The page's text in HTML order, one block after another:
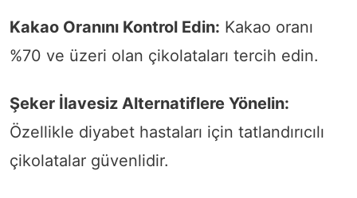
Kakao Oranını Kontrol Edin: Kakao oranı
%70 ve üzeri olan çikolataları tercih edin.
Şeker İlavesiz Alternatiflere Yönelin:
Özellikle diyabet hastaları için tatlandırıcılı
çikolatalar güvenlidir.